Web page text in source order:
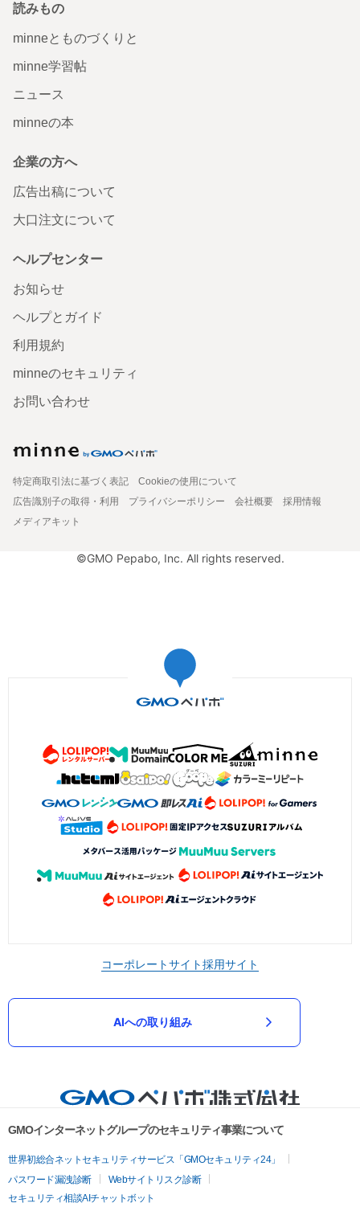
読みもの
minneとものづくりと
minne学習帖
ニュース
minneの本
企業の方へ
広告出稿について
大口注文について
ヘルプセンター
お知らせ
ヘルプとガイド
利用規約
minneのセキュリティ
お問い合わせ
特定商取引法に基づく表記
Cookieの使用について
広告識別子の取得・利用
プライバシーポリシー 会社概要
採用情報
メディアキット
©GMO Pepabo, Inc. All rights reserved.
コーポレートサイト採用サイト
AIへの取り組み
GMOインターネットグループのセキュリティ事業について
世界初総合ネットセキュリティサービス「GMOセキュリティ24」
パスワード漏洩診断
Webサイトリスク診断
セキュリティ相談AIチャットボット